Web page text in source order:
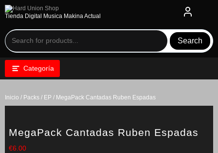
contenido
Tienda Digital Musica Makina Actual
Search
Categoría
Inicio / Packs / EP / MegaPack Cantadas Ruben Espadas
MegaPack Cantadas Ruben Espadas
€6.00